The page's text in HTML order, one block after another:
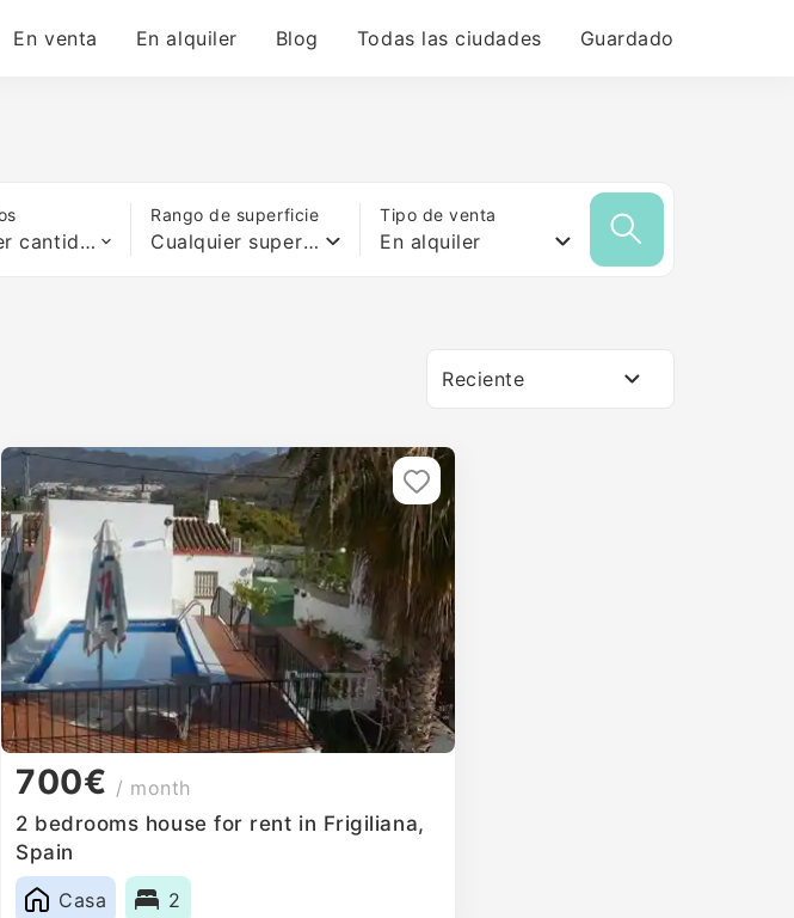
En venta En alquiler Blog Todas las ciudades Guardado
Cualquier cantidad de camas
Rango de superficie
Cualquier superficie
Tipo de venta
En alquiler
Reciente
700€ / month
2 bedrooms house for rent in Frigiliana,
Spain
Casa
2